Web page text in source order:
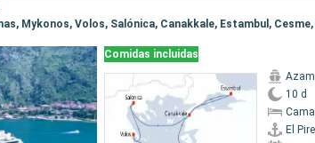
Comidas incluidas
10 d
El